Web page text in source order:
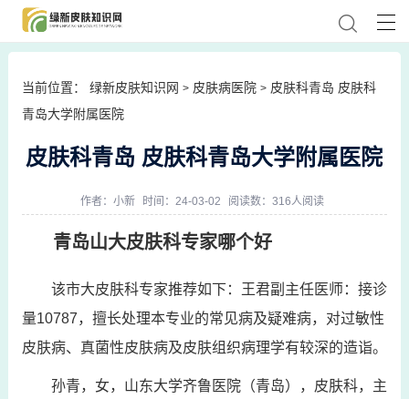
当前位置： 绿新皮肤知识网 > 皮肤病医院 > 皮肤科青岛 皮肤科
青岛大学附属医院
皮肤科青岛 皮肤科青岛大学附属医院
作者： 小新 时间：24-03-02 阅读数：316人阅读
青岛山大皮肤科专家哪个好
该市大皮肤科专家推荐如下：王君副主任医师：接诊
量10787，擅长处理本专业的常见病及疑难病，对过敏性
皮肤病、真菌性皮肤病及皮肤组织病理学有较深的造诣。
孙青，女，山东大学齐鲁医院（青岛），皮肤科，主